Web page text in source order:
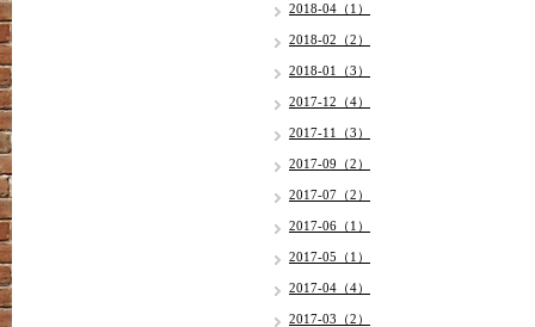
2018-04（1）
2018-02（2）
2018-01（3）
2017-12（4）
2017-11（3）
2017-09（2）
2017-07（2）
2017-06（1）
2017-05（1）
2017-04（4）
2017-03（2）